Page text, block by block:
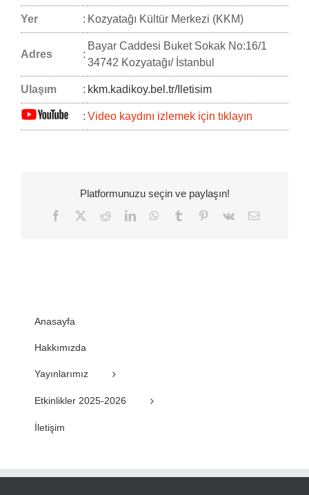
Yer : Kozyatağı Kültür Merkezi (KKM)
Adres :
Bayar Caddesi Buket Sokak No:16/1
34742 Kozyatağı/ İstanbul
Ulaşım : kkm.kadikoy.bel.tr/Iletisim
: Video kaydını izlemek için tıklayın
Platformunuzu seçin ve paylaşın!
Facebook
TwitterRedditLinkedInWhatsApp
Tumblr Pinterest
Vk
E-
Anasayfa
Hakkımızda
Yayınlarımız
Etkinlikler 2025-2026
İletişim